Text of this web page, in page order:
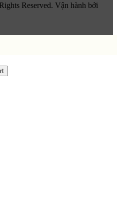
Reserved. Vận hành bởi